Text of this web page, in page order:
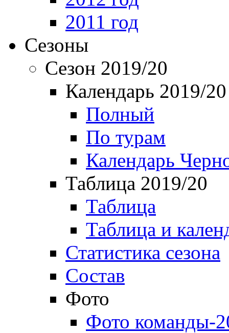
2011 год
Сезоны
Сезон 2019/20
Календарь 2019/20
Полный
По турам
Календарь
Таблица 2019/20
Таблица
Таблица и
Статистика сезона
Состав
Фото
Фото команды-